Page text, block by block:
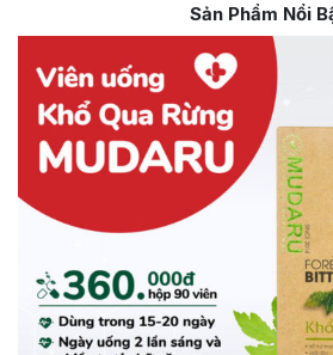
Sản Phẩm Nổi